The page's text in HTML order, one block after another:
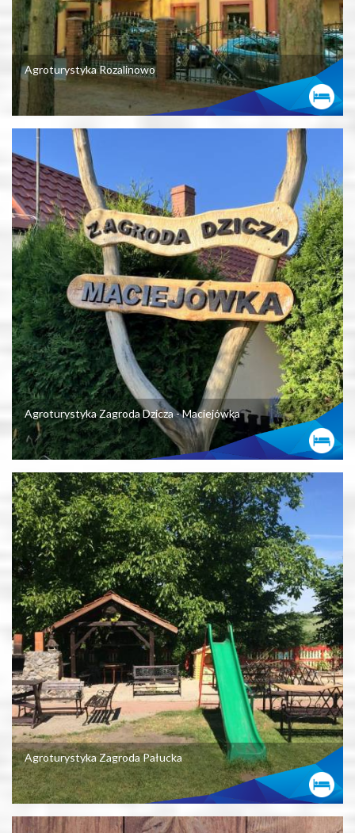
Agroturystyka Rozalinowo
Agroturystyka Zagroda Dzicza - Maciejówka
Agroturystyka Zagroda Pałucka